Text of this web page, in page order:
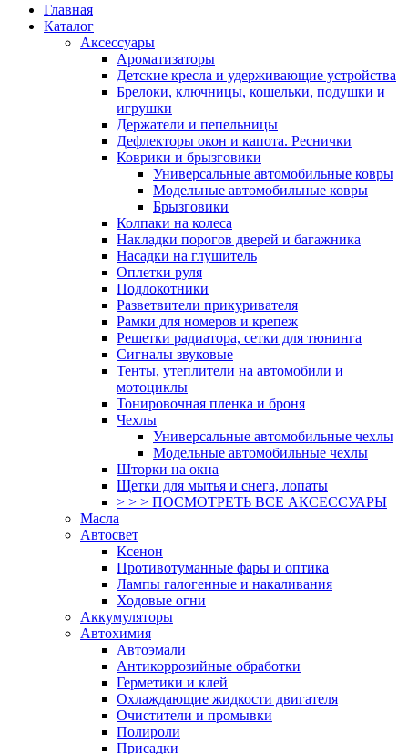
Главная
Каталог
Аксессуары
Ароматизаторы
Детские кресла и удерживающие устройства
Брелоки, ключницы, кошельки, подушки и
игрушки
Держатели и пепельницы
Дефлекторы окон и капота. Реснички
Коврики и брызговики
Универсальные автомобильные ковры
Модельные автомобильные ковры
Брызговики
Колпаки на колеса
Накладки порогов дверей и багажника
Насадки на глушитель
Оплетки руля
Подлокотники
Разветвители прикуривателя
Рамки для номеров и крепеж
Решетки радиатора, сетки для тюнинга
Сигналы звуковые
Тенты, утеплители на автомобили и
мотоциклы
Тонировочная пленка и броня
Чехлы
Универсальные автомобильные чехлы
Модельные автомобильные чехлы
Шторки на окна
Щетки для мытья и снега, лопаты
> > > ПОСМОТРЕТЬ ВСЕ АКСЕССУАРЫ
Масла
Автосвет
Ксенон
Противотуманные фары и оптика
Лампы галогенные и накаливания
Ходовые огни
Аккумуляторы
Автохимия
Автоэмали
Антикоррозийные обработки
Герметики и клей
Охлаждающие жидкости двигателя
Очистители и промывки
Полироли
Присадки